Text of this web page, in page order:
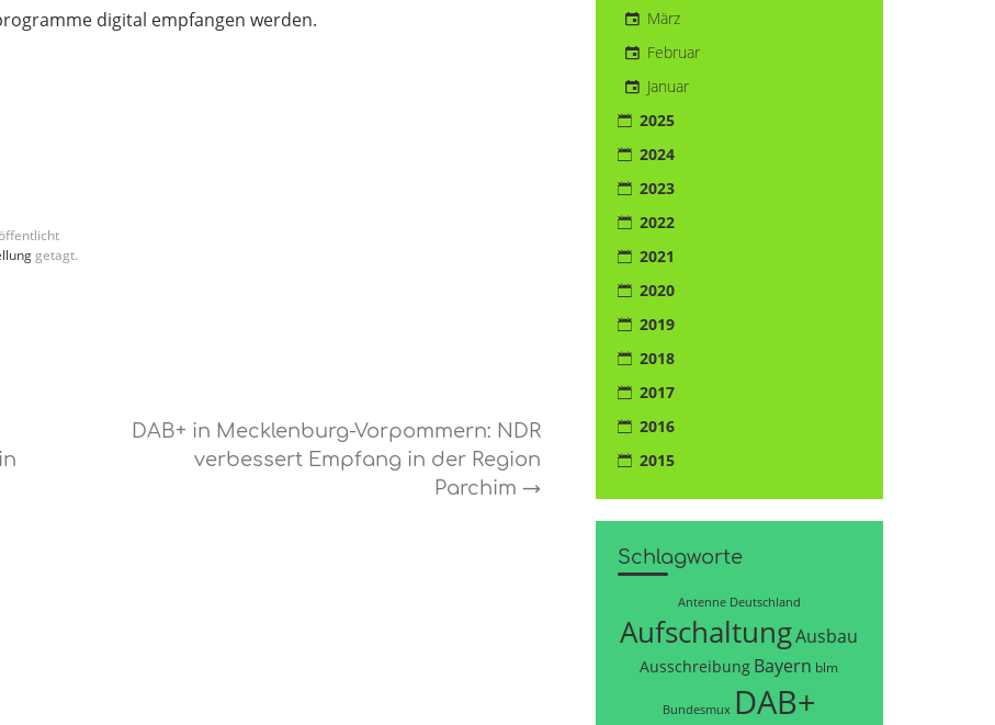
digital empfangen werden.
getagt.
DAB+ in Mecklenburg-Vorpommern: NDR
verbessert Empfang in der Region
Parchim →
März
Februar
Januar
2025
2024
2023
2022
2021
2020
2019
2018
2017
2016
2015
Schlagworte
Antenne Deutschland
AufschaltungAusbau
Ausschreibung Bayern blm
Bundesmux DAB+